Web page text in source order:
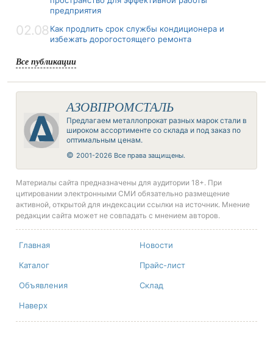
предприятия
02.08 Как продлить срок службы кондиционера и
избежать дорогостоящего ремонта
Все публикации
АЗОВПРОМСТАЛЬ
Предлагаем металлопрокат разных марок стали в
широком ассортименте со склада и под заказ по
оптимальным ценам.
© 2001-2026 Все права защищены.
Материалы сайта предназначены для аудитории 18+. При
цитировании электронными СМИ обязательно размещение
активной, открытой для индексации ссылки на источник. Мнение
редакции сайта может не совпадать с мнением авторов.
Главная Новости
Каталог Прайс-лист
Объявления Склад
Наверх